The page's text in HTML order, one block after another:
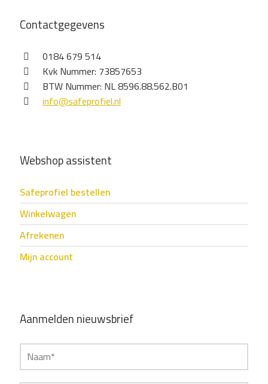
Contactgegevens
0184 679 514
Kvk Nummer: 73857653
BTW Nummer: NL 8596.88.562.B01
info@safeprofiel.nl
Webshop assistent
Safeprofiel bestellen
Winkelwagen
Afrekenen
Mijn account
Aanmelden nieuwsbrief